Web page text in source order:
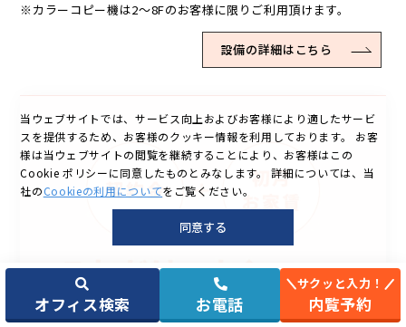
オフィス検索 お電話
サクッと入力！
内覧予約
※カラーコピー機は2～8Fのお客様に限りご利用頂けます。
設備の詳細はこちら
当ウェブサイトでは、サービス向上およびお客様により適したサービ
スを提供するため、お客様のクッキー情報を利用しております。
お客
様は当ウェブサイトの閲覧を継続することにより、お客様はこの
Cookie ポリシーに同意したものとみなします。
詳細については、当
社のCookieの利用についてをご覧ください。
同意する